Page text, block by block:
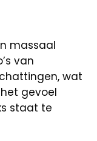
massaal
van
wat
gevoel
staat te